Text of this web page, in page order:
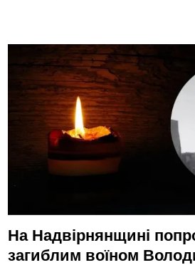
На Надвірнянщині
загиблим воїном